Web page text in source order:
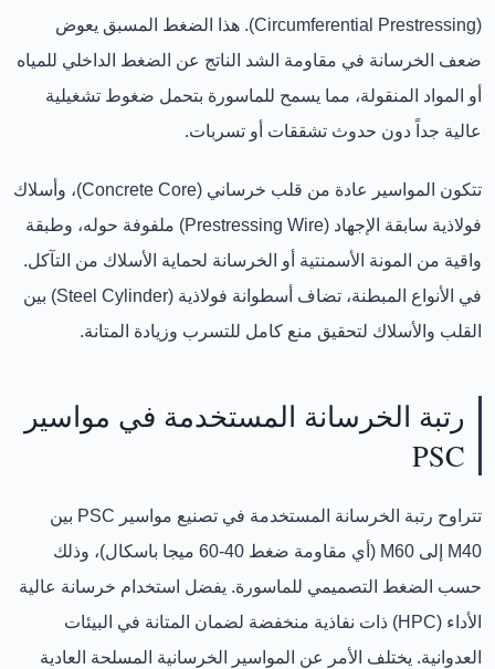
(Circumferential Prestressing). هذا الضغط المسبق يعوض
ضعف الخرسانة في مقاومة الشد الناتج عن الضغط الداخلي للمياه
أو المواد المنقولة، مما يسمح للماسورة بتحمل ضغوط تشغيلية
عالية جداً دون حدوث تشققات أو تسربات.
تتكون المواسير عادة من قلب خرساني (Concrete Core) ، و أسلاك
فولاذية سابقة الإجهاد (Prestressing Wire)
ملفوفة حوله، وطبقة
واقية من المونة الأسمنتية أو الخرسانة لحماية الأسلاك من التآكل.
في الأنواع المبطنة، تضاف أسطوانة فولاذية (Steel Cylinder)
بين
القلب والأسلاك لتحقيق منع كامل للتسرب وزيادة المتانة.
رتبة الخرسانة المستخدمة في مواسير
PSC
تتراوح رتبة الخرسانة المستخدمة في تصنيع مواسير PSC بين
M40 إلى M60
(أي مقاومة ضغط 40-60 ميجا باسكال)، وذلك
حسب الضغط التصميمي للماسورة. يفضل استخدام خرسانة عالية
الأداء (HPC)
ذات نفاذية منخفضة لضمان المتانة في البيئات
العدوانية. يختلف الأمر عن المواسير الخرسانية المسلحة العادية